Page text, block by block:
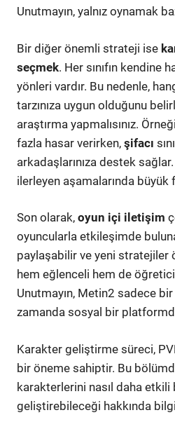
Unutmayın, yalnız oynamak
Bir diğer önemli strateji ise
seçmek. Her sınıfın kendine
yönleri vardır. Bu nedenle,
tarzınıza uygun olduğunu
araştırma yapmalısınız.
fazla hasar verirken, şifacı
arkadaşlarınıza destek
ilerleyen aşamalarında büyük
Son olarak, oyun içi iletişim
oyuncularla etkileşimde
paylaşabilir ve yeni stratejiler
hem eğlenceli hem de
Unutmayın, Metin2 sadece bir
zamanda sosyal bir
Karakter geliştirme süreci,
bir öneme sahiptir. Bu
karakterlerini nasıl daha
geliştirebileceği hakkında